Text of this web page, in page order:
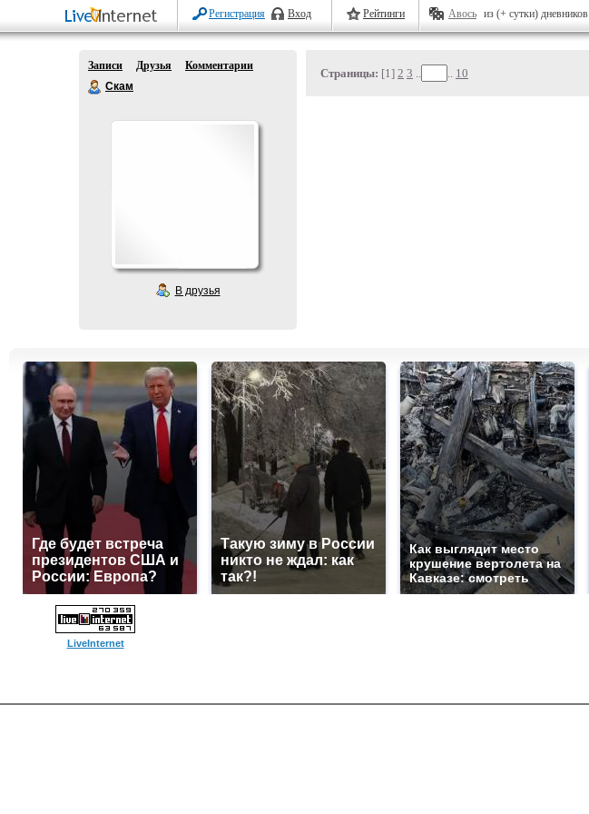
Регистрация Вход Рейтинги Авось из (+ сутки) дневников
Записи Друзья
Комментарии
Скам
В друзья
Страницы: [1] 2 3 .. .. 10
Где будет встреча
президентов США и
России: Европа?
Такую зиму в России
никто не ждал: как
так?!
Как выглядит место
крушение вертолета на
Кавказе: смотреть
LiveInternet